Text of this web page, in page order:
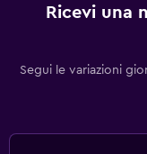
Ricevi una
Segui le variazioni